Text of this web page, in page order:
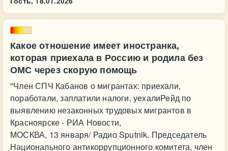
Какое отношение имеет иностранка,
которая приехала в Россию и родила без
ОМС через скорую помощь
"Член СПЧ Кабанов о мигрантах: приехали,
поработали, заплатили налоги, уехалиРейд по
выявлению незаконных трудовых мигрантов в
Красноярске - РИА Новости,
МОСКВА, 13 января/ Радио Sputnik. Председатель
Национального антикоррупционного комитета, член